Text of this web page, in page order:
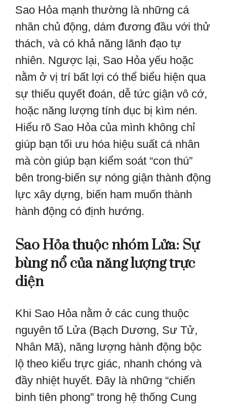
Sao Hỏa mạnh thường là những cá
nhân chủ động, dám đương đầu với thử
thách, và có khả năng lãnh đạo tự
nhiên. Ngược lại, Sao Hỏa yếu hoặc
nằm ở vị trí bất lợi có thể biểu hiện qua
sự thiếu quyết đoán, dễ tức giận vô cớ,
hoặc năng lượng tính dục bị kìm nén.
Hiểu rõ Sao Hỏa của mình không chỉ
giúp bạn tối ưu hóa hiệu suất cá nhân
mà còn giúp bạn kiểm soát “con thú”
bên trong-biến sự nóng giận thành động
lực xây dựng, biến ham muốn thành
hành động có định hướng.
Sao Hỏa thuộc nhóm Lửa: Sự
bùng nổ của năng lượng trực
diện
Khi Sao Hỏa nằm ở các cung thuộc
nguyên tố Lửa (Bạch Dương, Sư Tử,
Nhân Mã), năng lượng hành động bộc
lộ theo kiểu trực giác, nhanh chóng và
đầy nhiệt huyết. Đây là những “chiến
binh tiên phong” trong hệ thống Cung